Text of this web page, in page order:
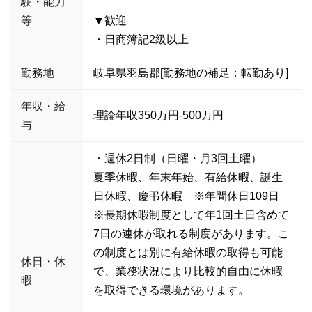
等
▼歓迎
・日商簿記2級以上
勤務地 岐阜県羽島郡[勤務地の補足：転勤あり]
年収・給
与
理論年収350万円-500万円
休日・休
暇
・週休2日制（日曜・月3回土曜）
夏季休暇、年末年始、有給休暇、誕生
日休暇、慶弔休暇 ※年間休日109日
※長期休暇制度として年1回土日含めて
7日の連休が取れる制度があります。こ
の制度とは別に有給休暇の取得も可能
で、業務状況により比較的自由に休暇
を取得できる環境があります。